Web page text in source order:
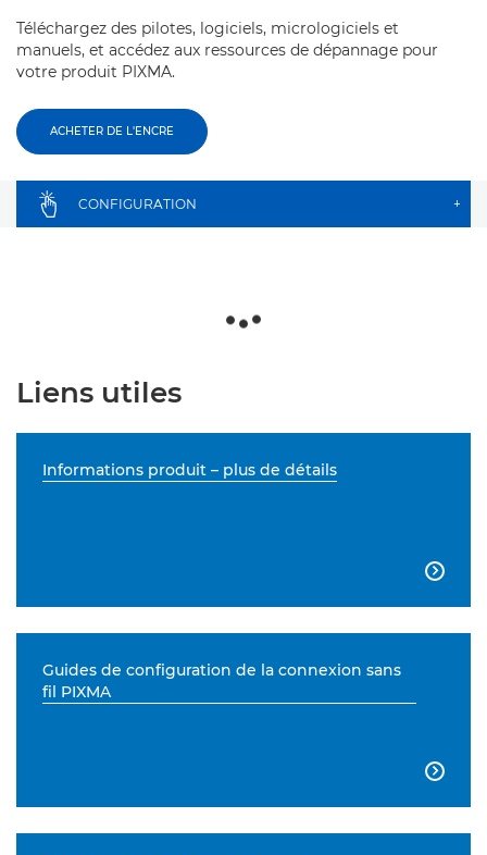
Téléchargez des pilotes, logiciels, micrologiciels et
manuels, et accédez aux ressources de dépannage pour
votre produit PIXMA.
ACHETER DE L'ENCRE
CONFIGURATION +
Liens utiles
Informations produit – plus de détails

Guides de configuration de la connexion sans
fil PIXMA
